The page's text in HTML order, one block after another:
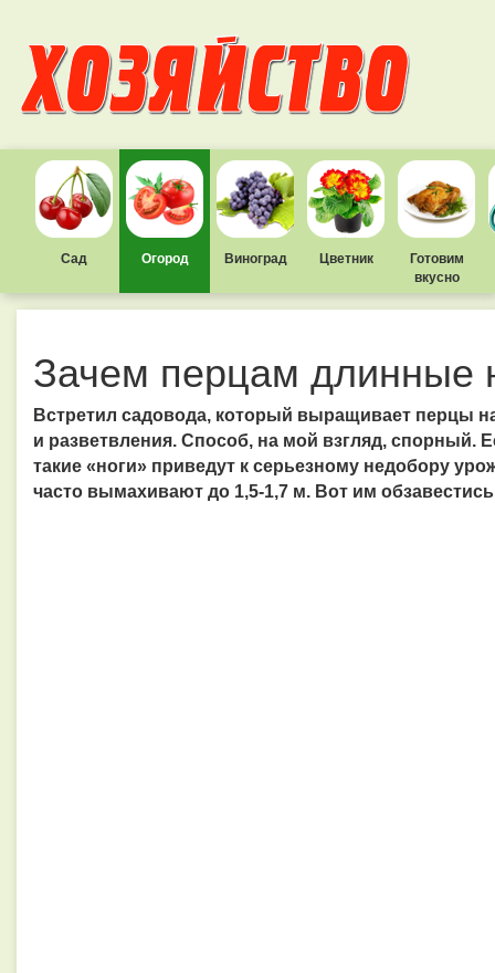
Сад Огород Виноград Цветник
Готовим
вкусно
Зачем перцам длинные
Встретил садовода, который выращивает перцы
и разветвления. Способ, на мой взгляд, спорный.
такие «ноги» приведут к серьезному недобору
часто вымахивают до 1,5-1,7 м. Вот им